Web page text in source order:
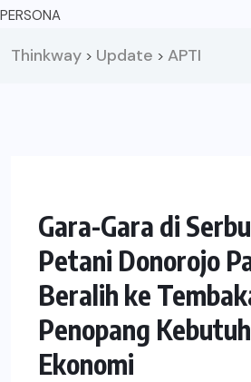
PERSONA
Thinkway > Update > APTI
Gara-Gara di
Petani Donorojo
Beralih ke
Penopang
Ekonomi